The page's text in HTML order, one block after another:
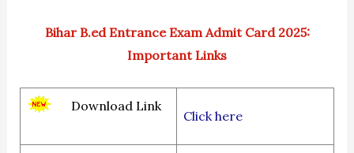
Bihar B.ed Entrance Exam Admit Card 2025:
Important Links
Download Link
Click here